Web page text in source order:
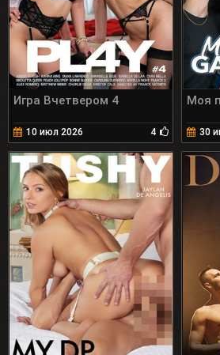
Игра Вчетвером 4
10 июл 2026 4
Моя
30